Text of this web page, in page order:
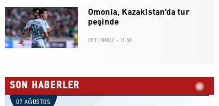
Omonia, Kazakistan'da tur
peşinde
29 TEMMUZ - 11:58
SON HABERLER
07 AĞUSTOS